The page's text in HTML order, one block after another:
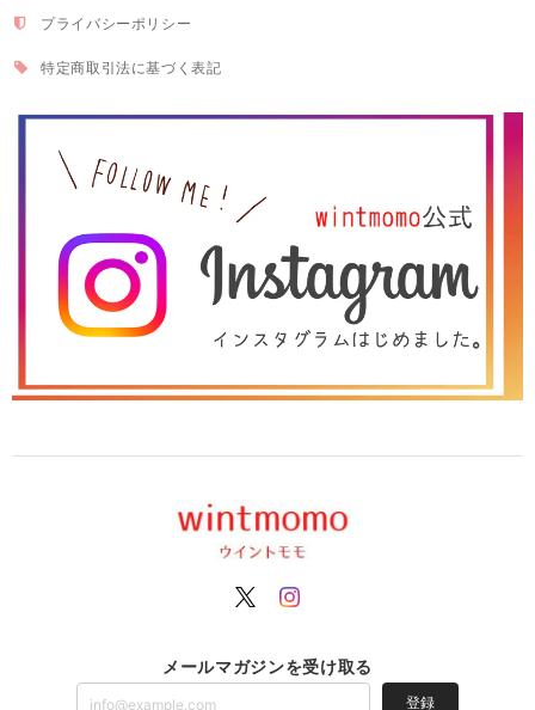
プライバシーポリシー
特定商取引法に基づく表記
メールマガジンを受け取る
登録